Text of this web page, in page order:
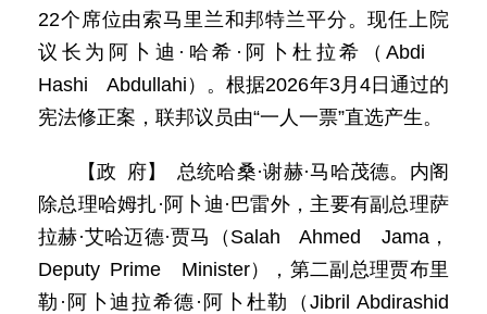
22个席位由索马里兰和邦特兰平分。现任上院
议长为阿卜迪·哈希·阿卜杜拉希（Abdi
Hashi Abdullahi）。根据2026年3月4日通过的
宪法修正案，联邦议员由“一人一票”直选产生。
【政 府】 总统哈桑·谢赫·马哈茂德。内阁
除总理哈姆扎·阿卜迪·巴雷外，主要有副总理萨
拉赫·艾哈迈德·贾马（Salah Ahmed Jama，
Deputy Prime Minister），第二副总理贾布里
勒·阿卜迪拉希德·阿卜杜勒（Jibril Abdirashid